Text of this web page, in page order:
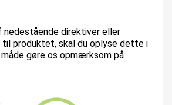
nedestående direktiver eller
til produktet, skal du oplyse dette i
gøre os opmærksom på